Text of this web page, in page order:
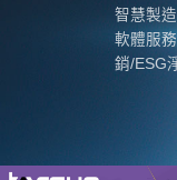
智慧製
軟體服
銷/ESG